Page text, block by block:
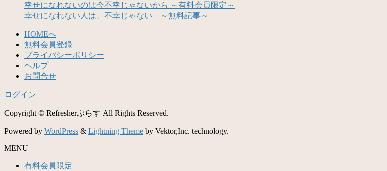
幸せになれないのは今不幸じゃないから ～有料会員限定～
幸せになれない人は、不幸じゃない ～無料記事～
HOMEへ
無料会員登録
プライバシーポリシー
ヘルプ
お問合せ
ログイン
Copyright © Refresherぷらす All Rights Reserved.
Powered by WordPress & Lightning Theme by Vektor,Inc. technology.
MENU
有料会員限定